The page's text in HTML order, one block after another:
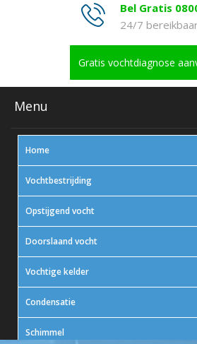
Bel Gratis
24/7
Gratis vochtdiagnose
Menu
Home
Vochtbestrijding
Opstijgend vocht
Doorslaand vocht
Vochtige kelder
Condensatie
Schimmel